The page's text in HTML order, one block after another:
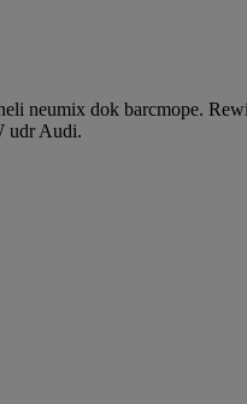
neumix dok barcmope.
udr Audi.